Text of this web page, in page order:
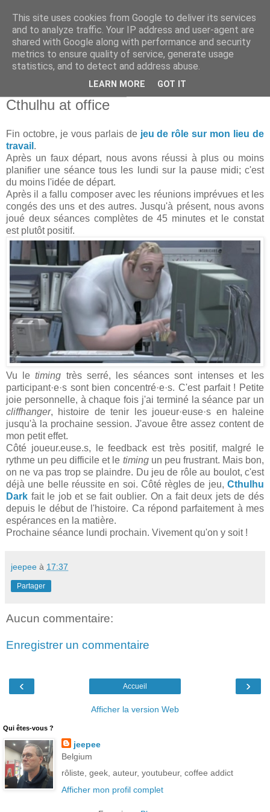
Cthulhu at office
Fin octobre, je vous parlais de jeu de rôle sur mon lieu de
travail .
Après un faux départ, nous avons réussi à plus ou moins
planifier une séance tous les lundi sur la pause midi; c'est
du moins l'idée de départ.
Après il a fallu composer avec les réunions imprévues et les
congés des uns et des autres. Jusqu'à présent, nous avons
joué deux séances complètes de 45 minutes et le constat
est plutôt positif.
Vu letiming très serré, les séances sont intenses et les
participant·e·s sont bien concentré·e·s. C'est parfait ! Petite
joie personnelle, à chaque fois j'ai terminé la séance par un
cliffhanger, histoire de tenir les joueur·euse·s en haleine
jusqu'à la prochaine session. J'avoue être assez content de
mon petit effet.
Côté joueur.euse.s, le feedback est très positif, malgré le
rythme un peu difficile et le timing un peu frustrant. Mais bon,
on ne va pas trop se plaindre. Du jeu de rôle au boulot, c'est
déjà une belle réussite en soi. Côté règles de jeu, Cthulhu
Dark fait le job et se fait oublier. On a fait deux jets de dés
depuis le début de l'histoire. Ca répond parfaitement à mes
espérances en la matière.
Prochaine séance lundi prochain. Vivement qu'on y soit !
jeepee à 17:37
Partager
Aucun commentaire:
Enregistrer un commentaire
‹ ›
Accueil
Afficher la version Web
Qui êtes-vous ?
jeepee
Belgium
rôliste, geek, auteur, youtubeur, coffee addict
Afficher mon profil complet
This site uses cookies from Google to deliver its services
and to analyze traffic. Your IP address and user-agent are
shared with Google along with performance and security
metrics to ensure quality of service, generate usage
statistics, and to detect and address abuse.
LEARN MORE GOT IT